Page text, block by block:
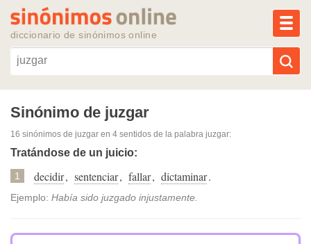
diccionario de sinónimos online
Reescribir texto con IA
Sinónimos populares
Temas populares
Sinónimo de juzgar
16 sinónimos de juzgar en 4 sentidos de la palabra juzgar:
Tratándose de un juicio:
1 decidir, sentenciar, fallar, dictaminar.
Ejemplo: Había sido juzgado injustamente.